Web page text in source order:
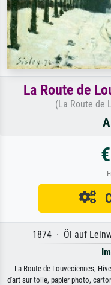
La Route de
(La Route de
1874 · Öl auf
La Route de Louveciennes,
d'art sur toile, papier photo,